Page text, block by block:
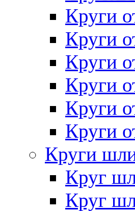
Круги
Круги
Круги
Круги
Круги
Круги
Круги
Круг
Круг